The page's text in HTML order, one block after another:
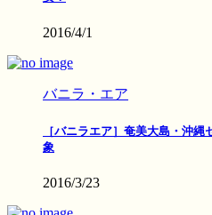
2016/4/1
バニラ・エア
［バニラエア］奄美大島・沖
象
2016/3/23